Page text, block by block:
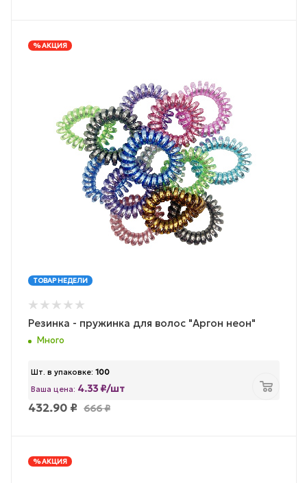
% АКЦИЯ
ТОВАР НЕДЕЛИ
Резинка - пружинка для волос "Аргон неон"
Много
Шт. в упаковке: 100
Ваша цена: 4.33 ₽/шт
432.90 ₽ 666₽
% АКЦИЯ